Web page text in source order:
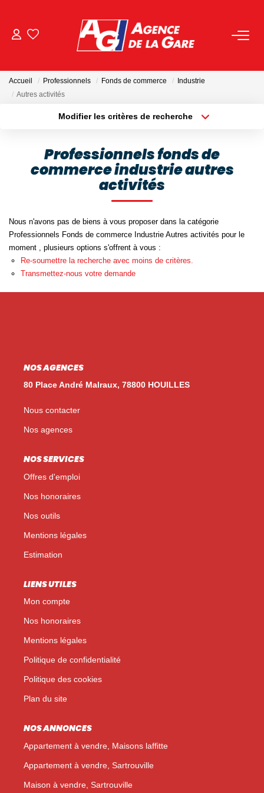
BIENS VENDUS
NOS AGENCES
Toutes Les Agences
Nous Rejoindre
Nos Témoignages
Accueil Professionnels Fonds de commerce
Industrie
Autres activités
Modifier les critères de recherche
Surface min Budget max
Plus de critères
Professionnels fonds de
commerce industrie autres
activités
Nous n'avons pas de biens à vous proposer dans la catégorie
Professionnels Fonds de commerce Industrie Autres activités pour le
moment , plusieurs options s'offrent à vous :
Re-soumettre la recherche avec moins de critères.
Transmettez-nous votre demande
NOS AGENCES
80 Place André Malraux, 78800 HOUILLES
Nous contacter
Nos agences
NOS SERVICES
Offres d'emploi
Nos honoraires
Nos outils
Mentions légales
Estimation
LIENS UTILES
Mon compte
Nos honoraires
Mentions légales
Politique de confidentialité
Politique des cookies
Plan du site
NOS ANNONCES
Appartement à vendre, Maisons laffitte
Appartement à vendre, Sartrouville
Maison à vendre, Sartrouville